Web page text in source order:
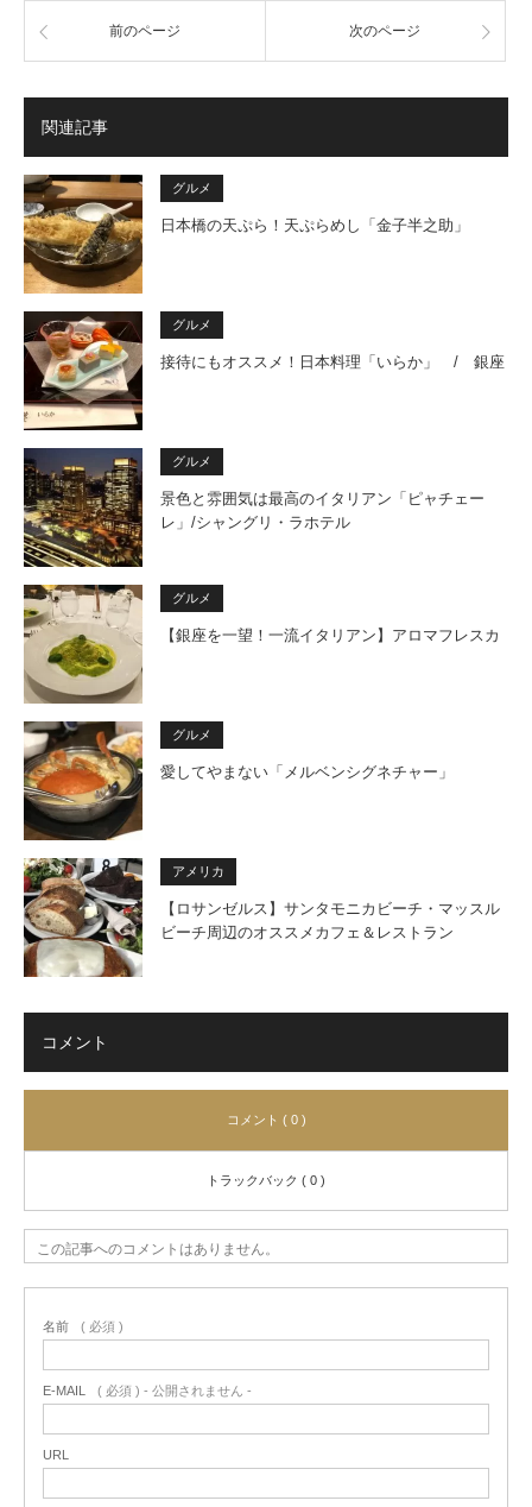
前のページ 次のページ
関連記事
グルメ
日本橋の天ぷら！天ぷらめし「金子半之助」
グルメ
接待にもオススメ！日本料理「いらか」 / 銀座
グルメ
景色と雰囲気は最高のイタリアン「ピャチェー
レ」/シャングリ・ラホテル
グルメ
【銀座を一望！一流イタリアン】アロマフレスカ
グルメ
愛してやまない「メルベンシグネチャー」
アメリカ
【ロサンゼルス】サンタモニカビーチ・マッスル
ビーチ周辺のオススメカフェ＆レストラン
コメント
コメント ( 0 )
トラックバック ( 0 )
この記事へのコメントはありません。
名前 ( 必須 )
E-MAIL ( 必須 ) - 公開されません -
URL